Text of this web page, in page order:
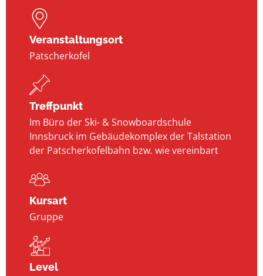
Veranstaltungsort
Patscherkofel
Treffpunkt
Im Büro der Ski- & Snowboardschule
Innsbruck im Gebäudekomplex der Talstation
der Patscherkofelbahn bzw. wie vereinbart
Kursart
Gruppe
Level